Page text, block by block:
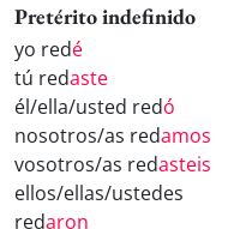
Pretérito indefinido
yo redé
tú redaste
él/ella/usted redó
nosotros/as redamos
vosotros/as redasteis
ellos/ellas/ustedes
redaron